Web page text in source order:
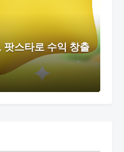
팟스타로 수익 창출